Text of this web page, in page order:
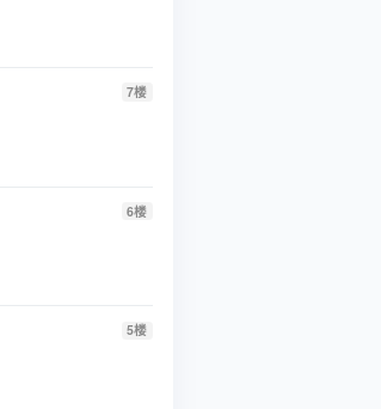
7楼
6楼
5楼